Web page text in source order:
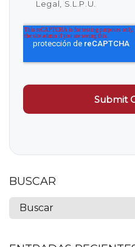
Legal, S.L.P.U.
BUSCAR